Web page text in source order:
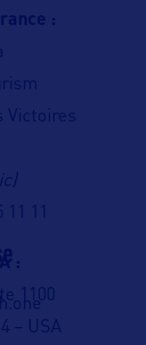
:
Victoires
11
:
1100
– USA